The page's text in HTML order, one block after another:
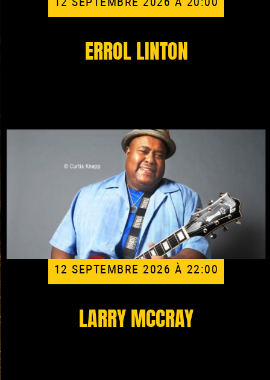
ERROL LINTON
12 SEPTEMBRE 2026 À 22:00
LARRY MCCRAY